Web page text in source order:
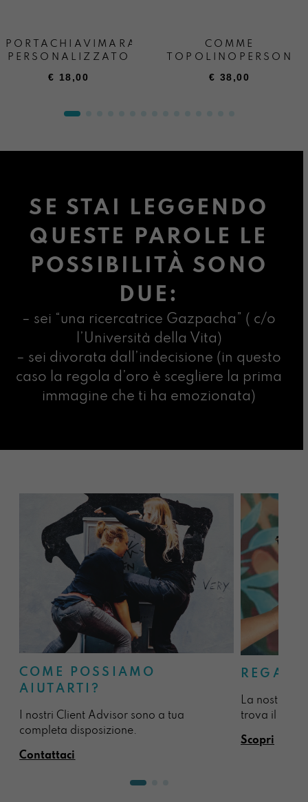
PORTACHIAVIMARA
PERSONALIZZATO
€ 18,00
COMME
€ 38,00
SE STAI LEGGENDO
QUESTE PAROLE LE
POSSIBILITÀ SONO
DUE:
– sei “una ricercatrice Gazpacha” ( c/o
l’Università della Vita)
– sei divorata dall’indecisione (in questo
caso la regola d’oro è scegliere la prima
immagine che ti ha emozionata)
COME POSSIAMO
AIUTARTI?
I nostri Client Advisor sono a tua
completa disposizione.
Contattaci
La nostra
trova il
Scopri